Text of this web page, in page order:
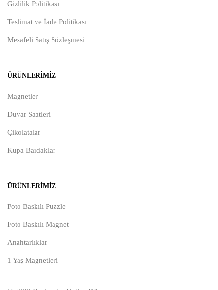
Gizlilik Politikası
Teslimat ve İade Politikası
Mesafeli Satış Sözleşmesi
ÜRÜNLERIMIZ
Magnetler
Duvar Saatleri
Çikolatalar
Kupa Bardaklar
ÜRÜNLERIMIZ
Foto Baskılı Puzzle
Foto Baskılı Magnet
Anahtarlıklar
1 Yaş Magnetleri